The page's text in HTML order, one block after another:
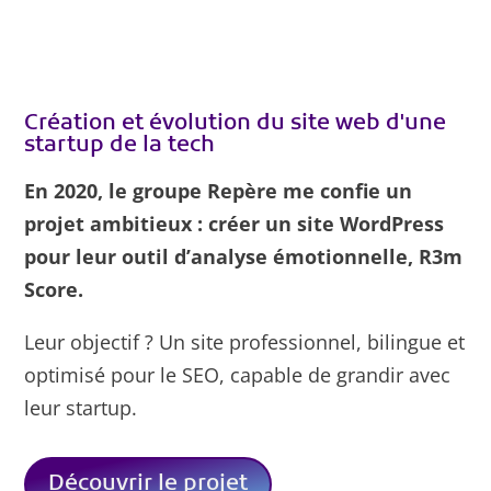
Création et évolution du site web d'une
startup de la tech
En 2020, le groupe Repère me confie un
projet ambitieux : créer un site WordPress
pour leur outil d’analyse émotionnelle, R3m
Score.
Leur objectif ? Un site professionnel, bilingue et
optimisé pour le SEO, capable de grandir avec
leur startup.
Découvrir le projet